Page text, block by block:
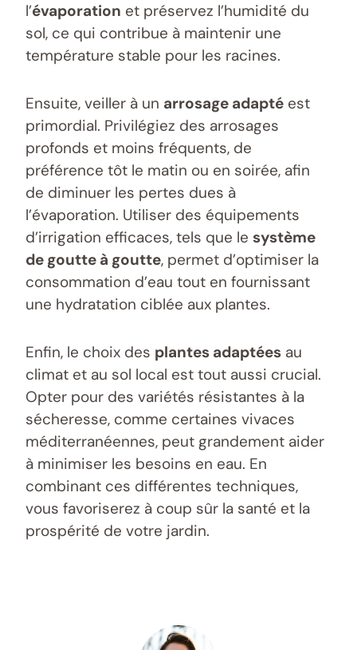
l’évaporation et préservez l’humidité du
sol, ce qui contribue à maintenir une
température stable pour les racines.
Ensuite, veiller à un arrosage adapté est
primordial. Privilégiez des arrosages
profonds et moins fréquents, de
préférence tôt le matin ou en soirée, afin
de diminuer les pertes dues à
l’évaporation. Utiliser des équipements
d’irrigation efficaces, tels que le système
de goutte à goutte, permet d’optimiser la
consommation d’eau tout en fournissant
une hydratation ciblée aux plantes.
Enfin, le choix des plantes adaptées au
climat et au sol local est tout aussi crucial.
Opter pour des variétés résistantes à la
sécheresse, comme certaines vivaces
méditerranéennes, peut grandement aider
à minimiser les besoins en eau. En
combinant ces différentes techniques,
vous favoriserez à coup sûr la santé et la
prospérité de votre jardin.